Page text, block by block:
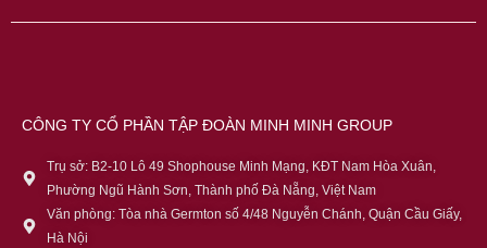
CÔNG TY CỔ PHẦN TẬP ĐOÀN MINH MINH GROUP
Trụ sở: B2-10 Lô 49 Shophouse Minh Mạng, KĐT Nam Hòa Xuân,
Phường Ngũ Hành Sơn, Thành phố Đà Nẵng, Việt Nam
Văn phòng: Tòa nhà Germton số 4/48 Nguyễn Chánh, Quận Cầu Giấy,
Hà Nội